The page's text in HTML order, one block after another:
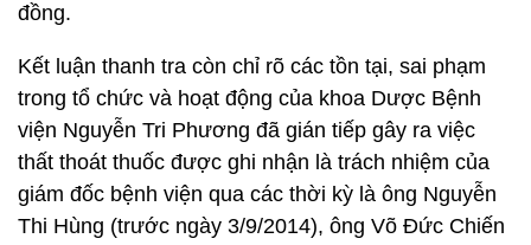
đồng.
Kết luận thanh tra còn chỉ rõ các tồn tại, sai phạm
trong tổ chức và hoạt động của khoa Dược Bệnh
viện Nguyễn Tri Phương đã gián tiếp gây ra việc
thất thoát thuốc được ghi nhận là trách nhiệm của
giám đốc bệnh viện qua các thời kỳ là ông Nguyễn
Thi Hùng (trước ngày 3/9/2014), ông Võ Đức Chiến